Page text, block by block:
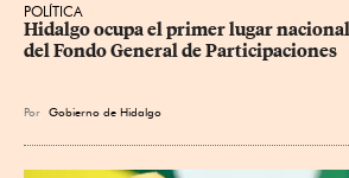
POLÍTICA
Hidalgo ocupa el primer lugar
del Fondo General de Participaciones
Por Gobierno de Hidalgo